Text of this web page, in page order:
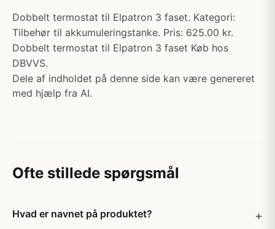
Dobbelt termostat til Elpatron 3 faset. Kategori:
Tilbehør til akkumuleringstanke. Pris: 625.00 kr.
Dobbelt termostat til Elpatron 3 faset Køb hos
DBVVS.
Dele af indholdet på denne side kan være genereret
med hjælp fra AI.
Ofte stillede spørgsmål
Hvad er navnet på produktet?